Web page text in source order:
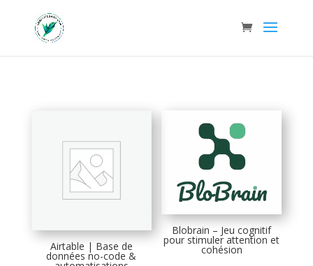
Airtable | Base de
données no-code &
Blobrain – Jeu cognitif
pour stimuler attention et
cohésion